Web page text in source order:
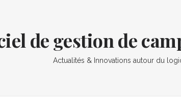
de gestion de
Actualités & Innovations autour du